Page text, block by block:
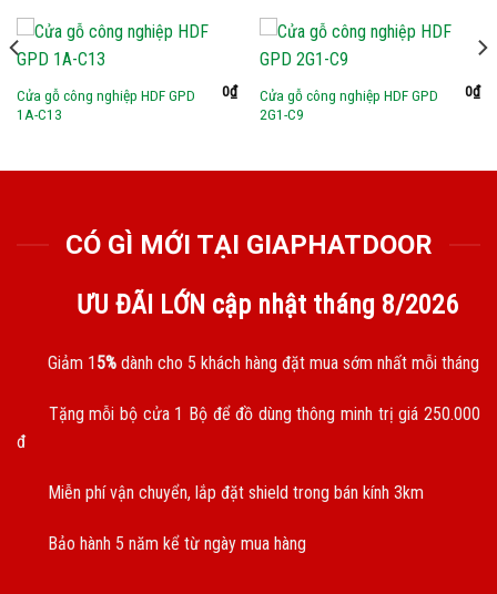
Cửa gỗ công nghiệp HDF GPD
1A-C13
0₫
Cửa gỗ công nghiệp HDF GPD
2G1-C9
0₫
CÓ GÌ MỚI TẠI GIAPHATDOOR
ƯU ĐÃI LỚN cập nhật tháng 8/2026
Giảm 15% dành cho 5 khách hàng đặt mua sớm nhất mỗi tháng
Tặng mỗi bộ cửa 1 Bộ để đồ dùng thông minh trị giá 250.000
đ
Miễn phí vận chuyển, lắp đặt shield trong bán kính 3km
Bảo hành 5 năm kể từ ngày mua hàng